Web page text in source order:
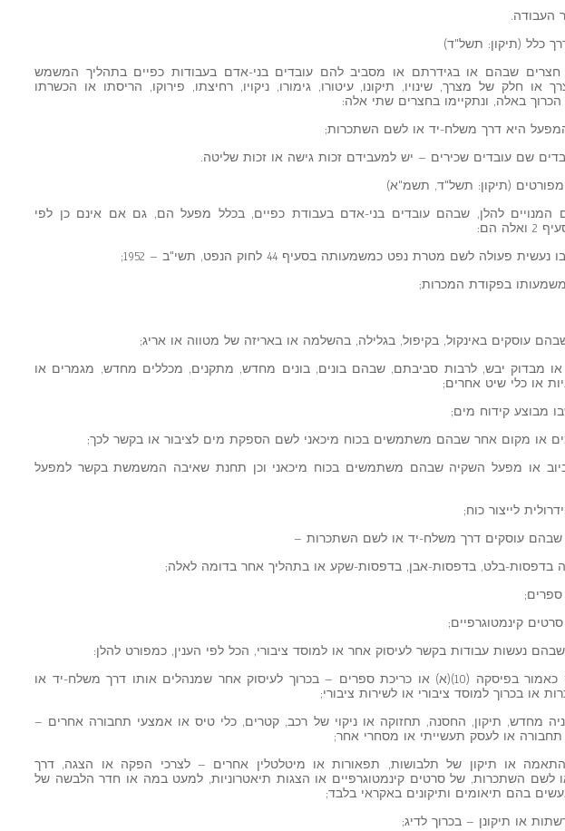
העבודה.
שבהם או בגידרתם או מסביב להם עובדים בני-אדם בעבודות כפיים בתהליך המשמש
או חלק של מצרך, שינויו, תיקונו, עיטורו, גימורו, ניקויו, רחיצתו, פירוקו, הריסתו או הכשרתו
באלה, ונתקיימו בחצרים שתי אלה:
המנויים להלן, שבהם עובדים בני-אדם בעבודת כפיים, בכלל מפעל הם, גם אם אינם כן לפי
הם:
או מבדוק יבש, לרבות סביבתם, שבהם בונים, בונים מחדש, מתקנים, מכללים מחדש, מגמרים או
או כלי שיט אחרים;
ביוב או מפעל השקיה שבהם משתמשים בכוח מיכאני וכן תחנת שאיבה המשמשת בקשר למפעל
בדפסות-בלט, בדפסות-אבן, בדפסות-שקע או בתהליך אחר בדומה לאלה;
קינמטוגרפיים;
(א) הדפסה כאמור בפיסקה (10)(א) או כריכת ספרים – בכרוך לעיסוק אחר שמנהלים אותו דרך משלח-יד או
או בכרוך למוסד ציבורי או לשירות ציבורי;
מחדש, תיקון, החסנה, תחזוקה או ניקוי של רכב, קטרים, כלי טיס או אמצעי תחבורה אחרים –
או לעסק תעשייתי או מסחרי אחר;
או תיקון של תלבושות, תפאורות או מיטלטלין אחרים – לצרכי הפקה או הצגה, דרך
לשם השתכרות, של סרטים קינמטוגרפיים או הצגות תיאטרוניות, למעט במה או חדר הלבשה של
בהם תיאומים ותיקונים באקראי בלבד;
או תיקונן – בכרוך לדיג;